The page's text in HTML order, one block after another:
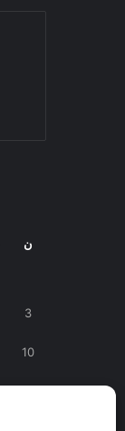
ن
3
10